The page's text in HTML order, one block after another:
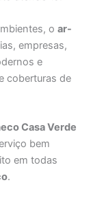
oar-
empresas,
e
coberturas de
Casa Verde
bem
em todas
.